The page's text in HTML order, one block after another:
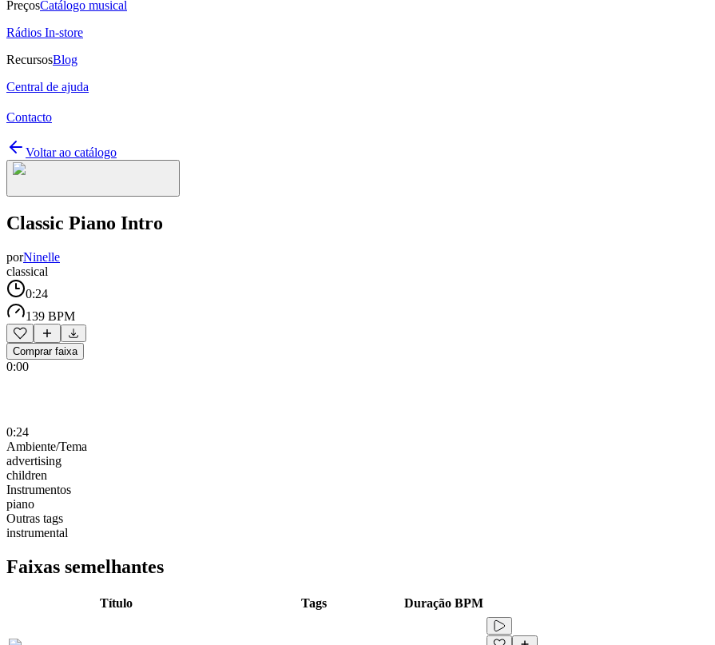
PreçosCatálogo musical
Rádios In-store
RecursosBlog
Central de ajuda
Contacto
Voltar ao catálogo
Classic Piano Intro
porNinelle
classical
0:24
139 BPM
Comprar faixa
0:00
0:24
Ambiente/Tema
advertising
children
Instrumentos
piano
Outras tags
instrumental
Faixas semelhantes
Título Tags Duração BPM